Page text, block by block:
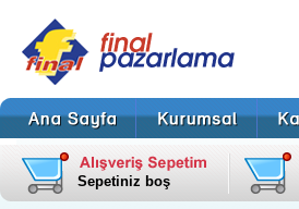
Sepetiniz boş